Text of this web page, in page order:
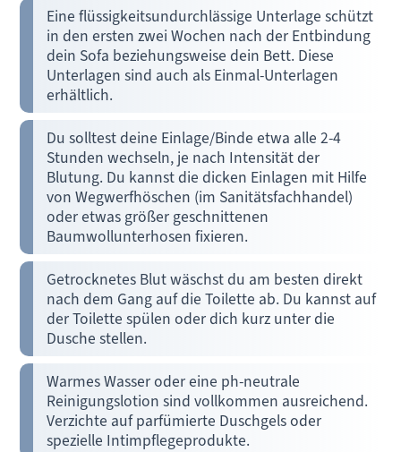
Eine flüssigkeitsundurchlässige Unterlage schützt
in den ersten zwei Wochen nach der Entbindung
dein Sofa beziehungsweise dein Bett. Diese
Unterlagen sind auch als Einmal-Unterlagen
erhältlich.
Du solltest deine Einlage/Binde etwa alle 2-4
Stunden wechseln, je nach Intensität der
Blutung. Du kannst die dicken Einlagen mit Hilfe
von Wegwerfhöschen (im Sanitätsfachhandel)
oder etwas größer geschnittenen
Baumwollunterhosen fixieren.
Getrocknetes Blut wäschst du am besten direkt
nach dem Gang auf die Toilette ab. Du kannst auf
der Toilette spülen oder dich kurz unter die
Dusche stellen.
Warmes Wasser oder eine ph-neutrale
Reinigungslotion sind vollkommen ausreichend.
Verzichte auf parfümierte Duschgels oder
spezielle Intimpflegeprodukte.